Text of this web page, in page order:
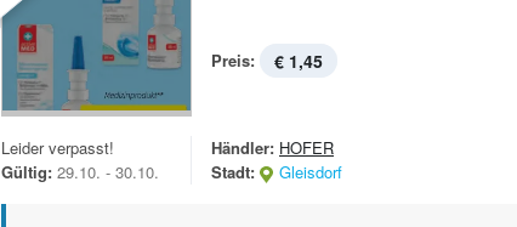
Preis: € 1,45
Leider verpasst!
Gültig: 29.10. - 30.10.
Händler: HOFER
Stadt:
Gleisdorf